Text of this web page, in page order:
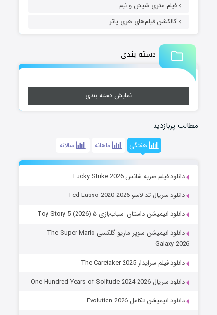
فیلم متری شیش و نیم
کالکشن فیلم‌های هری پاتر
دسته بندی
نمایش دسته بندی
مطالب پربازدید
هفتگی ماهانه سالانه
دانلود فیلم ضربه شانس Lucky Strike 2026
دانلود سریال تد لاسو Ted Lasso 2020-2026
دانلود انیمیشن داستان اسباب‌بازی ۵ Toy Story 5 (2026)
دانلود انیمیشن سوپر ماریو گلکسی The Super Mario
Galaxy 2026
دانلود فیلم سرایدار The Caretaker 2025
دانلود سریال One Hundred Years of Solitude 2024-2026
دانلود انیمیشن تکامل Evolution 2026